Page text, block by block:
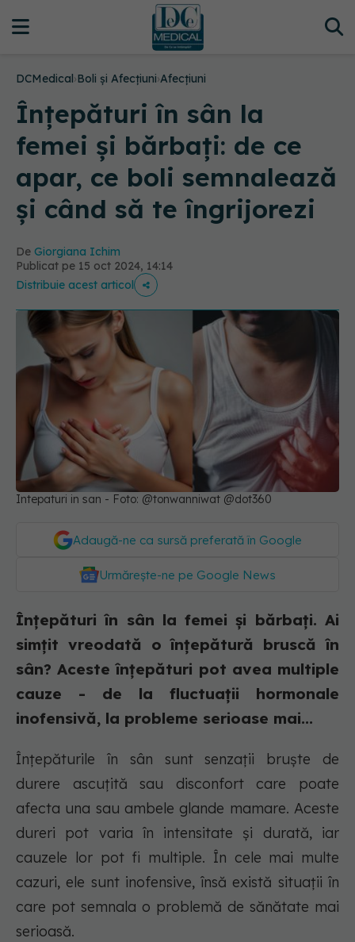
DCMedical›Boli și Afecțiuni›Afecțiuni
Înțepături în sân la
femei și bărbați: de ce
apar, ce boli semnalează
și când să te îngrijorezi
De Giorgiana Ichim
Publicat pe 15 oct 2024, 14:14
Distribuie acest articol
Intepaturi in san - Foto: @tonwanniwat @dot360
Adaugă-ne ca sursă preferată în Google
Urmărește-ne pe Google News
Înțepături în sân la femei și bărbați. Ai
simțit vreodată o înțepătură bruscă în
sân? Aceste înțepături pot avea multiple
cauze - de la fluctuații hormonale
inofensivă, la probleme serioase mai...
Înțepăturile în sân sunt senzații bruște de
durere ascuțită sau disconfort care poate
afecta una sau ambele glande mamare. Aceste
dureri pot varia în intensitate și durată, iar
cauzele lor pot fi multiple. În cele mai multe
cazuri, ele sunt inofensive, însă există situații în
care pot semnala o problemă de sănătate mai
serioasă.